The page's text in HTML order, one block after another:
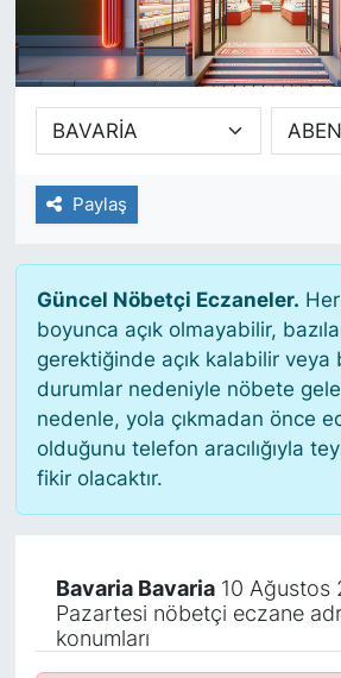
Paylaş
Güncel Nöbetçi Eczaneler.
boyunca açık olmayabilir,
gerektiğinde açık kalabilir veya
durumlar nedeniyle nöbete
nedenle, yola çıkmadan önce
olduğunu telefon aracılığıyla
fikir olacaktır.
Bavaria Bavaria10 Ağustos
Pazartesi nöbetçi eczane
konumları
SİYASET
SAĞLIK